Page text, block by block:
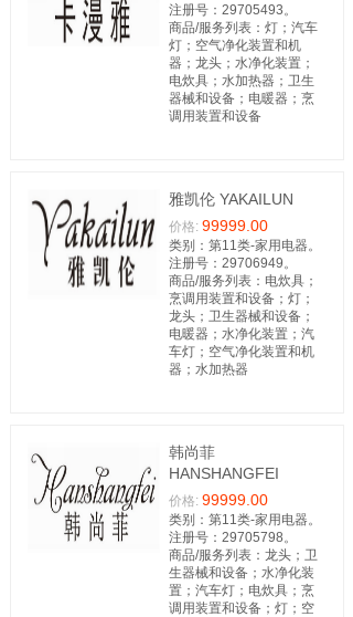
注册号：29705493。
商品/服务列表：灯；汽车
灯；空气净化装置和机
器；龙头；水净化装置；
电炊具；水加热器；卫生
器械和设备；电暖器；烹
调用装置和设备
雅凯伦 YAKAILUN
价格: 99999.00
类别：第11类-家用电器。
注册号：29706949。
商品/服务列表：电炊具；
烹调用装置和设备；灯；
龙头；卫生器械和设备；
电暖器；水净化装置；汽
车灯；空气净化装置和机
器；水加热器
韩尚菲
HANSHANGFEI
价格: 99999.00
类别：第11类-家用电器。
注册号：29705798。
商品/服务列表：龙头；卫
生器械和设备；水净化装
置；汽车灯；电炊具；烹
调用装置和设备；灯；空